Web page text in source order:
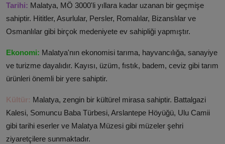
Tarihi: Malatya, MÖ 3000'li yıllara kadar uzanan bir geçmişe
sahiptir. Hititler, Asurlular, Persler, Romalılar, Bizanslılar ve
Osmanlılar gibi birçok medeniyete ev sahipliği yapmıştır.
Ekonomi: Malatya'nın ekonomisi tarıma, hayvancılığa, sanayiye
ve turizme dayalıdır. Kayısı, üzüm, fıstık, badem, ceviz gibi tarım
ürünleri önemli bir yere sahiptir.
Kültür: Malatya, zengin bir kültürel mirasa sahiptir. Battalgazi
Kalesi, Somuncu Baba Türbesi, Arslantepe Höyüğü, Ulu Camii
gibi tarihi eserler ve Malatya Müzesi gibi müzeler şehri
ziyaretçilere sunmaktadır.